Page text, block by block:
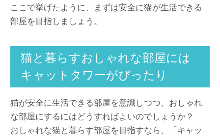
ここで挙げたように、まずは安全に猫が生活できる
部屋を目指しましょう。
猫と暮らすおしゃれな部屋には
キャットタワーがぴったり
猫が安全に生活できる部屋を意識しつつ、おしゃれ
な部屋にするにはどうすればよいのでしょうか？
おしゃれな猫と暮らす部屋を目指すなら、「キャッ